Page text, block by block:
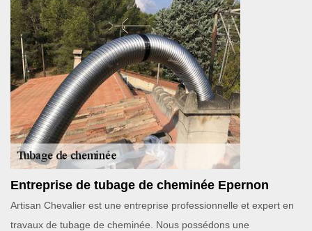
Entreprise de tubage de cheminée Epernon
Artisan Chevalier est une entreprise professionnelle et expert en
travaux de tubage de cheminée. Nous possédons une